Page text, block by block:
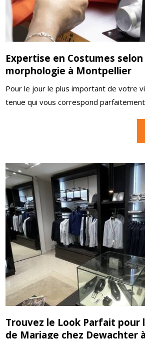
Expertise en Costumes
morphologie à Montpellier
Pour le jour le plus important de votre
tenue qui vous correspond
Trouvez le Look Parfait pour
de Mariage chez Dewachter